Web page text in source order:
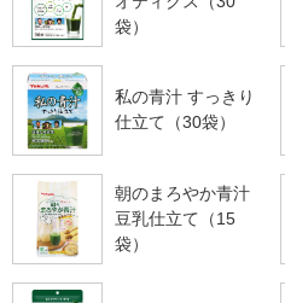
袋）
私の青汁 すっきり
仕立て（30袋）
朝のまろやか青汁
豆乳仕立て（15
袋）